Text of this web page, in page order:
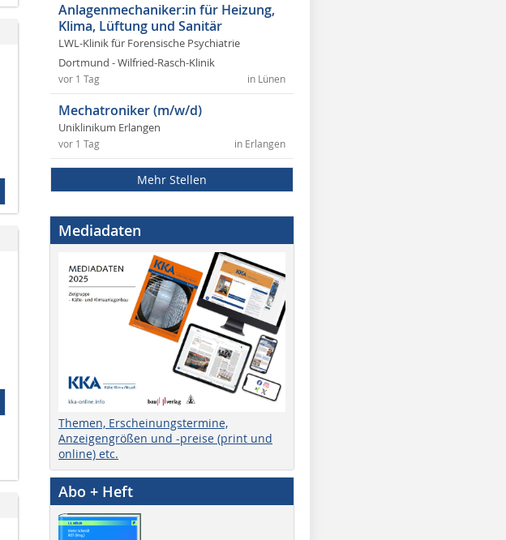
Anlagenmechaniker:in für Heizung,
Klima, Lüftung und Sanitär
LWL-Klinik für Forensische Psychiatrie
Dortmund - Wilfried-Rasch-Klinik
in Lünen
vor 1 Tag
Mechatroniker (m/w/d)
Uniklinikum Erlangen
in Erlangen
vor 1 Tag
Mehr Stellen
Mediadaten
Themen, Erscheinungstermine,
Anzeigengrößen und -preise (print und
online) etc.
Abo + Heft